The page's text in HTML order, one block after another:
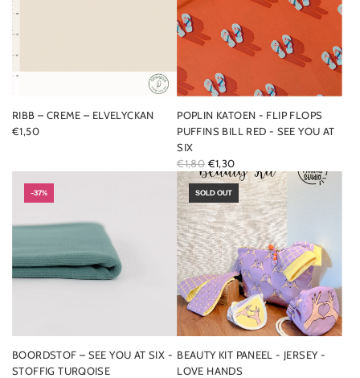
RIBB – CREME – ELVELYCKAN
€1,50
POPLIN KATOEN - FLIP FLOPS
PUFFINS BILL RED - SEE YOU AT
SIX
R
E
G
U
L
A
R
P
R
I
E
€1,80 €1,30
-37%
BOORDSTOF – SEE YOU AT SIX -
STOFFIG TURQOISE
SOLD OUT
BEAUTY KIT PANEEL - JERSEY -
LOVE HANDS